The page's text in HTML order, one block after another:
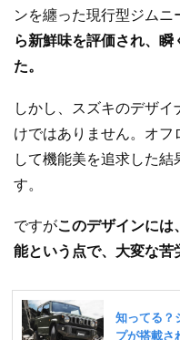
ンを纏った現行型ジムニ
ら新鮮味を評価され、
た。
しかし、スズキのデザ
けではありません。オフ
して機能美を追求した
す。
ですがこのデザインには
能という点で、大変な苦